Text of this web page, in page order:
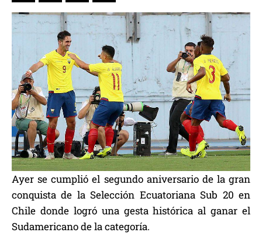
Ayer se cumplió el segundo aniversario de la gran
conquista de la Selección Ecuatoriana Sub 20 en
Chile donde logró una gesta histórica al ganar el
Sudamericano de la categoría.